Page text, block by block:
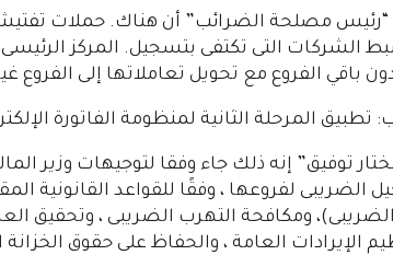
مصلحة الضرائب” أن هناك. حملات
الشركات التى تكتفى بتسجيل. المركز
باقي الفروع مع تحويل تعاملاتها إلى الفروع
تطبيق المرحلة الثانية لمنظومة الفاتورة
توفيق” إنه ذلك جاء وفقا لتوجيهات وزير
الضريبى لفروعها ، وفقًا للقواعد القانونية
ومكافحة التهرب الضريبى ، وتحقيق
الإيرادات العامة ، والحفاظ على حقوق الخزانة